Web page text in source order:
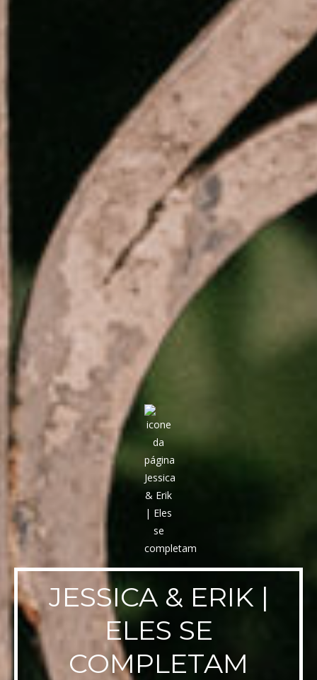
JESSICA & ERIK |
ELES SE
COMPLETAM